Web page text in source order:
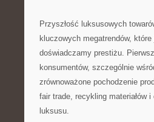
Przyszłość luksusowych
kluczowych megatrendów,
doświadczamy prestiżu.
konsumentów, szczególnie
zrównoważone pochodzenie
fair trade, recykling materiałów
luksusu.